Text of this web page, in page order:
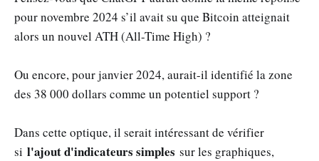
pour novembre 2024 s’il avait su que Bitcoin atteignait
alors un nouvel ATH (All-Time High) ?
Ou encore, pour janvier 2024, aurait-il identifié la zone
des 38 000 dollars comme un potentiel support ?
Dans cette optique, il serait intéressant de vérifier
si l'ajout d'indicateurs simples sur les graphiques,